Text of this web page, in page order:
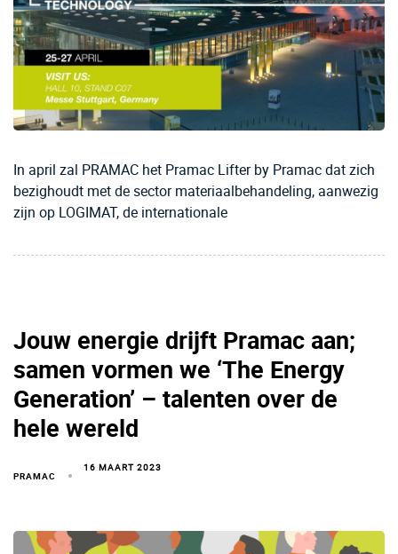
In april zal PRAMAC het Pramac Lifter by Pramac dat zich
bezighoudt met de sector materiaalbehandeling, aanwezig
zijn op LOGIMAT, de internationale
Jouw energie drijft Pramac aan;
samen vormen we ‘The Energy
Generation’ – talenten over de
hele wereld
PRAMAC
16 MAART 2023